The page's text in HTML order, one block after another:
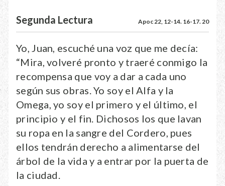
Segunda Lectura Apoc 22, 12-14. 16-17. 20
Yo, Juan, escuché una voz que me decía:
“Mira, volveré pronto y traeré conmigo la
recompensa que voy a dar a cada uno
según sus obras. Yo soy el Alfa y la
Omega, yo soy el primero y el último, el
principio y el fin. Dichosos los que lavan
su ropa en la sangre del Cordero, pues
ellos tendrán derecho a alimentarse del
árbol de la vida y a entrar por la puerta de
la ciudad.